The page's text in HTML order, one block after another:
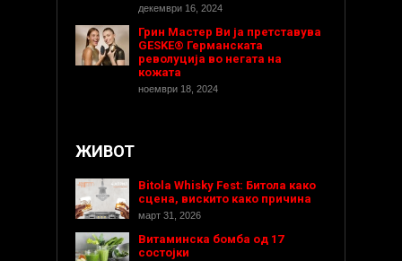
декември 16, 2024
Грин Мастер Ви ја претставува
GESKE® Германската
револуција во негата на
кожата
ноември 18, 2024
ЖИВОТ
Bitola Whisky Fest: Битола како
сцена, вискито како причина
март 31, 2026
Витаминска бомба од 17
состојки